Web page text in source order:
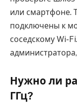
или смартфоне.
подключены к
соседскому Wi-
Нужно ли
ГГц?